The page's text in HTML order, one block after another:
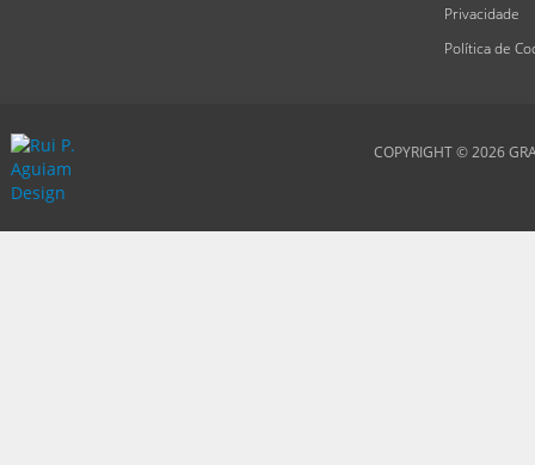
Privacidade
Política de
COPYRIGHT © 2026